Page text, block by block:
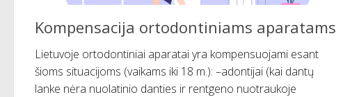
Kompensacija ortodontiniams aparatams
Lietuvoje ortodontiniai aparatai yra kompensuojami esant
šioms situacijoms (vaikams iki 18 m.): –adontijai (kai dantų
lanke nėra nuolatinio danties ir rentgeno nuotraukoje